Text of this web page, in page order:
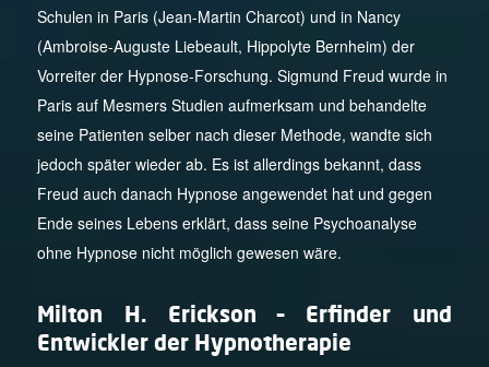
Schulen in Paris (Jean-Martin Charcot) und in Nancy
(Ambroise-Auguste Liebeault, Hippolyte Bernheim) der
Vorreiter der Hypnose-Forschung. Sigmund Freud wurde in
Paris auf Mesmers Studien aufmerksam und behandelte
seine Patienten selber nach dieser Methode, wandte sich
jedoch später wieder ab. Es ist allerdings bekannt, dass
Freud auch danach Hypnose angewendet hat und gegen
Ende seines Lebens erklärt, dass seine Psychoanalyse
ohne Hypnose nicht möglich gewesen wäre.
Milton H. Erickson – Erfinder und
Entwickler der Hypnotherapie